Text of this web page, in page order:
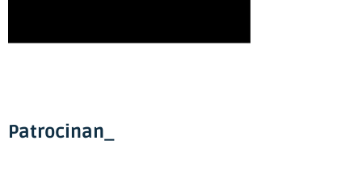
Patrocinan_